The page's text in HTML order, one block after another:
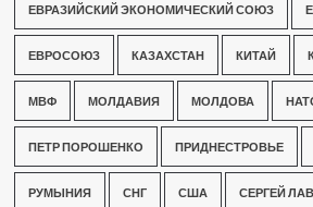
ЕВРАЗИЙСКИЙ ЭКОНОМИЧЕСКИЙ СОЮЗ
ЕВРОСОЮЗ КАЗАХСТАН КИТАЙ
МВФ МОЛДАВИЯ МОЛДОВА
ПЕТР ПОРОШЕНКО ПРИДНЕСТРОВЬЕ
РУМЫНИЯ СНГ США СЕРГЕЙ